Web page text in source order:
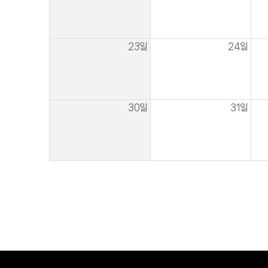
23일 24일
30일 31일